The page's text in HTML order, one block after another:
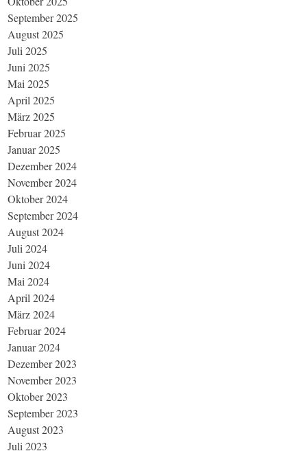
September 2025
August 2025
Juli 2025
Juni 2025
Mai 2025
April 2025
März 2025
Februar 2025
Januar 2025
Dezember 2024
November 2024
Oktober 2024
September 2024
August 2024
Juli 2024
Juni 2024
Mai 2024
April 2024
März 2024
Februar 2024
Januar 2024
Dezember 2023
November 2023
Oktober 2023
September 2023
August 2023
Juli 2023